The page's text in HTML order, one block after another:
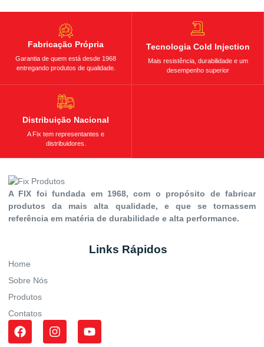
Fabricação Própria
Garantia de quem está desde 1968
entregando produtos de qualidade.
Tecnologia Cold Injection
Mais resistência, durabilidade e um
desempenho superior
Distribuição Nacional
A Fix tem representantes e
distribuidores.
A FIX foi fundada em 1968, com o propósito de fabricar
produtos da mais alta qualidade, e que se tornassem
referência em matéria de durabilidade e alta performance.
Links Rápidos
Home
Sobre Nós
Produtos
Contatos